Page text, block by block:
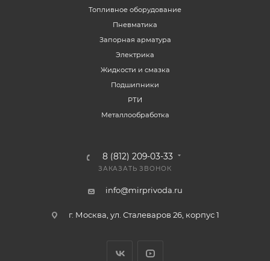
Топливное оборудование
Пневматика
Запорная арматура
Электрика
Жидкости и смазка
Подшипники
РТИ
Металлообработка
8 (812) 209-03-33
ЗАКАЗАТЬ ЗВОНОК
info@mirprivoda.ru
г. Москва, ул. Сталеваров 26, корпус 1